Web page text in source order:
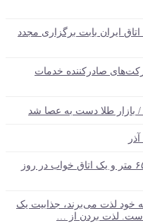
ایران بابت برگزاری مجدد
صادرکننده خدمات
واحد آپارتمانی ۳ ساله در اتابک با متراژ ۶۵ متر و یک اتاق خواب در روز
خود لذت می‌برند، جذابیت یک